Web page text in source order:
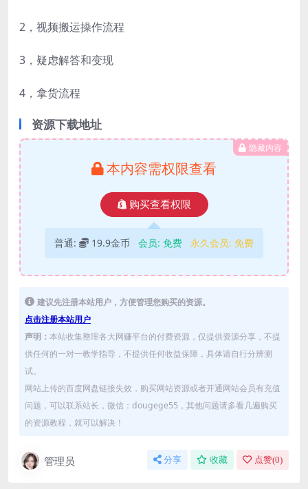
2，视频搬运操作流程
3，疑虑解答和变现
4，拿货流程
资源下载地址
隐藏内容
本内容需权限查看
购买查看权限
普通: 19.9金币 会员: 免费 永久会员: 免费
建议先注册本站用户，方便管理您购买的资源。
点击注册本站用户
声明： 本站收集整理各大网赚平台的付费资源，仅提供资源分享，不提
供任何的一对一教学指导，不提供任何收益保障，具体请自行分辨测
试。
网站上传的百度网盘链接失效，购买网站资源或者开通网站会员有充值
问题，可以联系站长，微信：dougege55，其他问题请多看几遍购买
的资源教程，就可以解决！
管理员 分享 收藏 点赞(0)